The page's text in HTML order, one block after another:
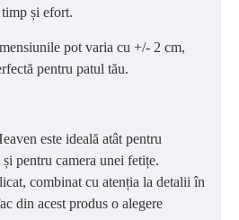
și efort.
pot varia cu +/- 2 cm,
pentru patul tău.
este ideală atât pentru
pentru camera unei fetițe.
combinat cu atenția la detalii în
din acest produs o alegere